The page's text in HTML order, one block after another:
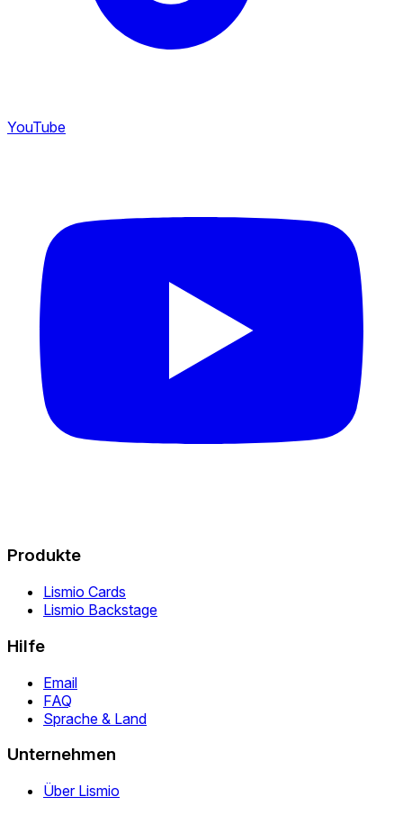
YouTube
Produkte
Lismio Cards
Lismio Backstage
Hilfe
Email
FAQ
Sprache & Land
Unternehmen
Über Lismio